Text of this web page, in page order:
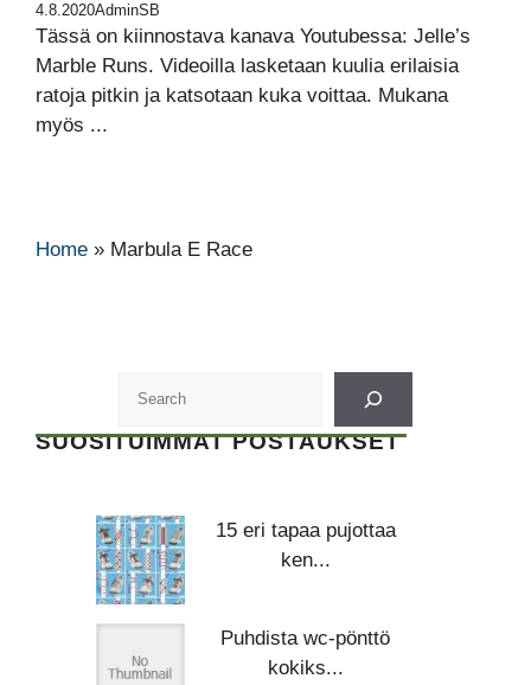
4.8.2020AdminSB
Tässä on kiinnostava kanava Youtubessa: Jelle’s
Marble Runs. Videoilla lasketaan kuulia erilaisia
ratoja pitkin ja katsotaan kuka voittaa. Mukana
myös ...
Home » Marbula E Race
SUOSITUIMMAT POSTAUKSET
15 eri tapaa pujottaa
ken...
Puhdista wc-pönttö
kokiks...